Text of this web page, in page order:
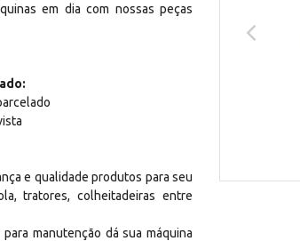
em dia com nossas peças
e qualidade produtos para seu
tratores, colheitadeiras entre
manutenção dá sua máquina